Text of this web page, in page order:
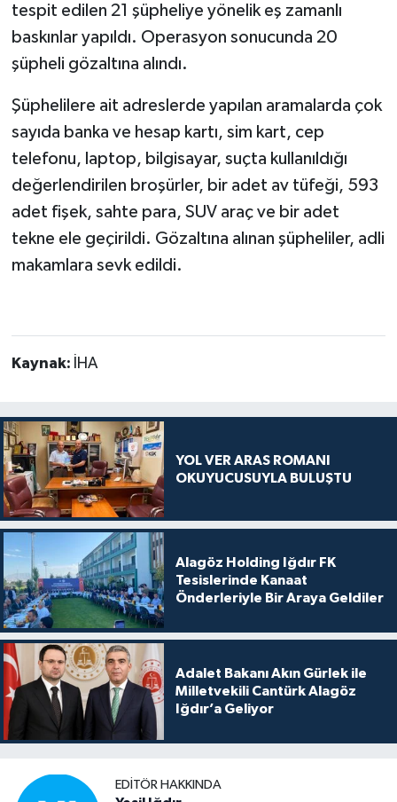
tespit edilen 21 şüpheliye yönelik eş zamanlı
baskınlar yapıldı. Operasyon sonucunda 20
şüpheli gözaltına alındı.
Şüphelilere ait adreslerde yapılan aramalarda çok
sayıda banka ve hesap kartı, sim kart, cep
telefonu, laptop, bilgisayar, suçta kullanıldığı
değerlendirilen broşürler, bir adet av tüfeği, 593
adet fişek, sahte para, SUV araç ve bir adet
tekne ele geçirildi. Gözaltına alınan şüpheliler, adli
makamlara sevk edildi.
Kaynak: İHA
YOL VER ARAS ROMANI
OKUYUCUSUYLA BULUŞTU
Alagöz Holding Iğdır FK
Tesislerinde Kanaat
Önderleriyle Bir Araya Geldiler
Adalet Bakanı Akın Gürlek ile
Milletvekili Cantürk Alagöz
Iğdır’a Geliyor
EDITÖR HAKKINDA